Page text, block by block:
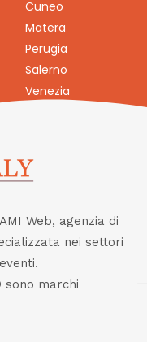
Cuneo
Matera
Perugia
Salerno
Venezia
Web, agenzia di
nei settori
marchi